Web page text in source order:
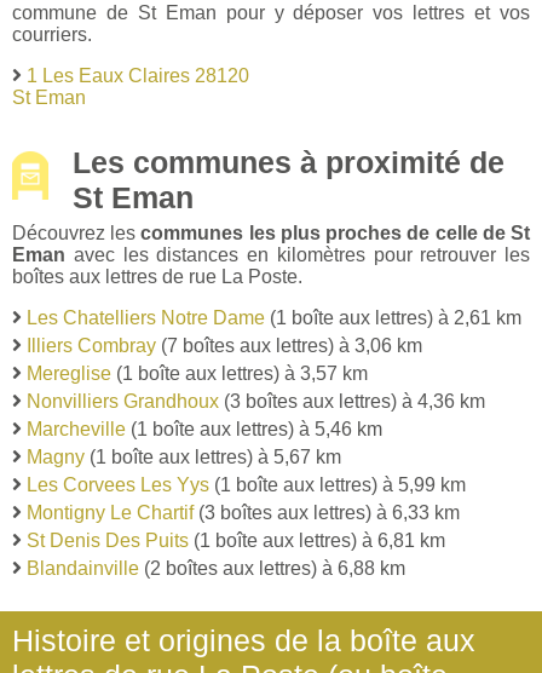
commune de St Eman pour y déposer vos lettres et vos
courriers.
1 Les Eaux Claires 28120
St Eman
Les communes à proximité de
St Eman
Découvrez lescommunes les plus proches de celle de St
Eman avec les distances en kilomètres pour retrouver les
boîtes aux lettres de rue La Poste.
Les Chatelliers Notre Dame (1 boîte aux lettres) à 2,61 km
Illiers Combray (7 boîtes aux lettres) à 3,06 km
Mereglise (1 boîte aux lettres) à 3,57 km
Nonvilliers Grandhoux (3 boîtes aux lettres) à 4,36 km
Marcheville (1 boîte aux lettres) à 5,46 km
Magny (1 boîte aux lettres) à 5,67 km
Les Corvees Les Yys (1 boîte aux lettres) à 5,99 km
Montigny Le Chartif(3 boîtes aux lettres) à 6,33 km
St Denis Des Puits (1 boîte aux lettres) à 6,81 km
Blandainville (2 boîtes aux lettres) à 6,88 km
Histoire et origines de la boîte aux